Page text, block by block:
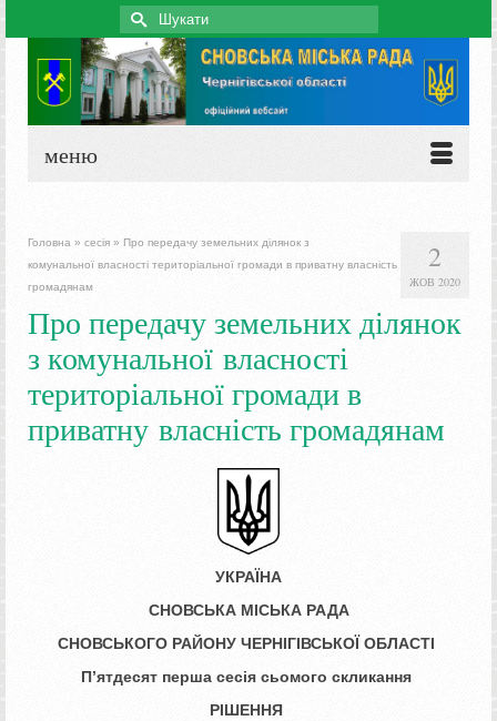
Search
for:
меню
2
ЖОВ 2020
Головна » сесія » Про передачу земельних ділянок з
комунальної власності територіальної громади в приватну власність
громадянам
Про передачу земельних ділянок
з комунальної власності
територіальної громади в
приватну власність громадянам
УКРАЇНА
СНОВСЬКА МІСЬКА РАДА
СНОВСЬКОГО РАЙОНУ ЧЕРНІГІВСЬКОЇ ОБЛАСТІ
П’ятдесят перша сесія сьомого скликання
РІШЕННЯ